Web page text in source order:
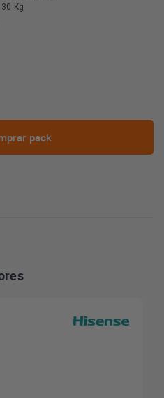
Kg
pack